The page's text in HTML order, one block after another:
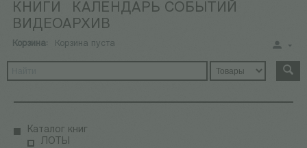
КНИГИ
КАЛЕНДАРЬ СОБЫТИЙ
ВИДЕОАРХИВ
Корзина: Корзина пуста
Каталог книг
ЛОТЫ